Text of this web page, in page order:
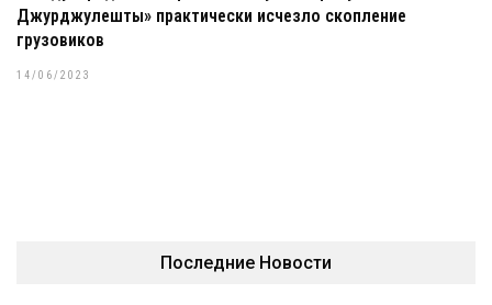
Джурджулешты» практически исчезло скопление
грузовиков
14/06/2023
Последние Новости